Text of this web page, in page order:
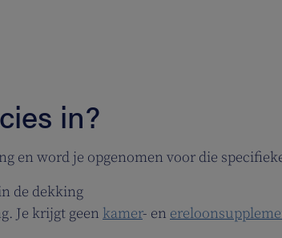
in?
en word je opgenomen voor die
de dekking
Je krijgt geen kamer- en